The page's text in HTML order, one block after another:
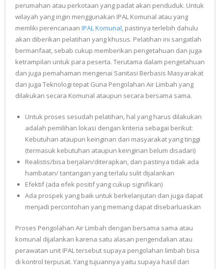
perumahan atau perkotaan yang padat akan penduduk. Untuk
wilayah yang ingin menggunakan IPAL Komunal atau yang
memliki perencanaan IPAL Komunal, pastinya terlebih dahulu
akan diberikan pelatihan yang khusus. Pelatihan ini sangatlah
bermanfaat, sebab cukup memberikan pengetahuan dan juga
ketrampilan untuk para peserta. Terutama dalam pengetahuan
dan juga pemahaman mengenai Sanitasi Berbasis Masyarakat
dan juga Teknologi tepat Guna Pengolahan Air Limbah yang
dilakukan secara Komunal ataupun secara bersama sama.
Untuk proses sesudah pelatihan, hal yang harus dilakukan
adalah pemilihan lokasi dengan kriteria sebagai berikut:
Kebutuhan ataupun keinginan dari masyarakat yang tinggi
(termasuk kebutuhan ataupun keinginan belum disadari)
Realistis/bisa berjalan/diterapkan, dan pastinya tidak ada
hambatan/ tantangan yang terlalu sulit dijalankan
Efektif (ada efek positif yang cukup signifikan)
Ada prospek yang baik untuk berkelanjutan dan juga dapat
menjadi percontohan yang memang dapat disebarluaskan
Proses Pengolahan Air Limbah dengan bersama sama atau
komunal dijalankan karena satu alasan pengendalian atau
perawatan unit IPAL tersebut supaya pengolahan limbah bisa
di kontrol terpusat. Yang tujuannya yaitu supaya hasil dari